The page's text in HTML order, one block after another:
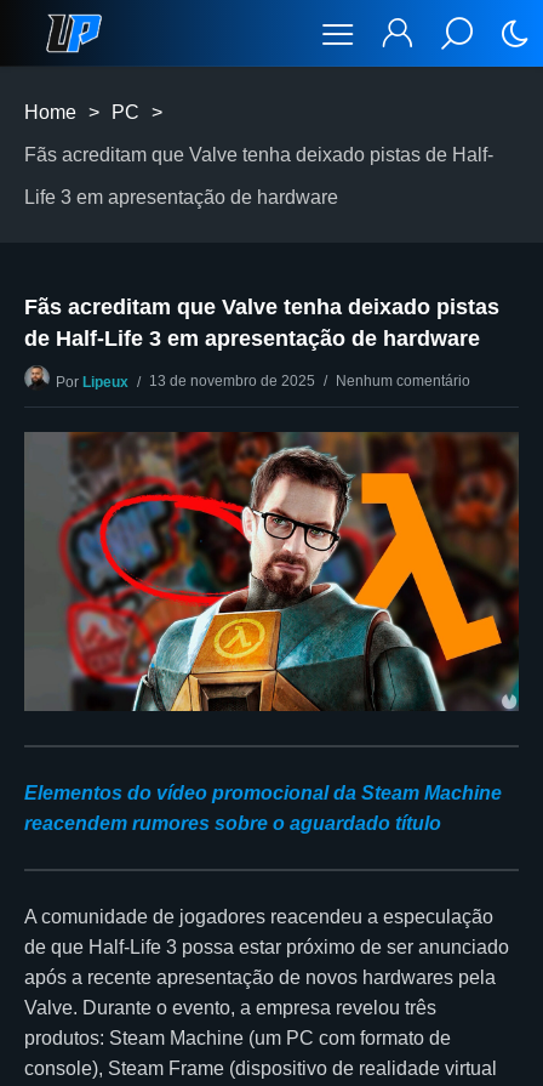
Home > PC >
Fãs acreditam que Valve tenha deixado pistas de Half-
Life 3 em apresentação de hardware
Fãs acreditam que Valve tenha deixado pistas
de Half-Life 3 em apresentação de hardware
Por Lipeux 13 de novembro de 2025 Nenhum comentário
Elementos do vídeo promocional da Steam Machine
reacendem rumores sobre o aguardado título
A comunidade de jogadores reacendeu a especulação
de que Half-Life 3 possa estar próximo de ser anunciado
após a recente apresentação de novos hardwares pela
Valve. Durante o evento, a empresa revelou três
produtos: Steam Machine (um PC com formato de
console), Steam Frame (dispositivo de realidade virtual